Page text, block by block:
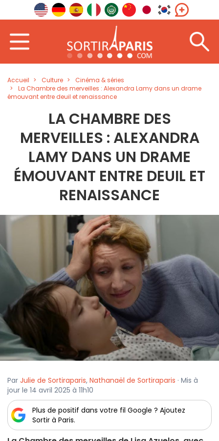
Accueil Culture
Cinéma & séries
La Chambre des merveilles : Alexandra Lamy dans un drame
émouvant entre deuil et renaissance
LA CHAMBRE DES
MERVEILLES : ALEXANDRA
LAMY DANS UN DRAME
ÉMOUVANT ENTRE DEUIL ET
RENAISSANCE
Par Julie de Sortiraparis, Nathanaël de Sortiraparis · Mis à
jour le 14 avril 2025 à 11h10
Plus de positif dans votre fil Google ? Ajoutez
Sortir à Paris.